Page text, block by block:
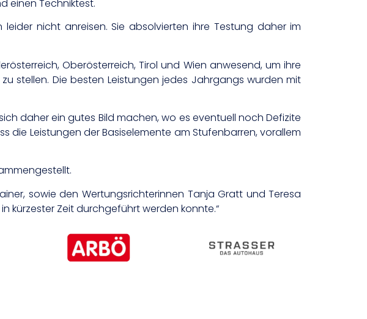
einen Techniktest.
nicht anreisen. Sie absolvierten ihre Testung daher im
Oberösterreich, Tirol und Wien anwesend, um ihre
stellen. Die besten Leistungen jedes Jahrgangs wurden mit
daher ein gutes Bild machen, wo es eventuell noch Defizite
die Leistungen der Basiselemente am Stufenbarren, vorallem
sowie den Wertungsrichterinnen Tanja Gratt und Teresa
kürzester Zeit durchgeführt werden konnte.“